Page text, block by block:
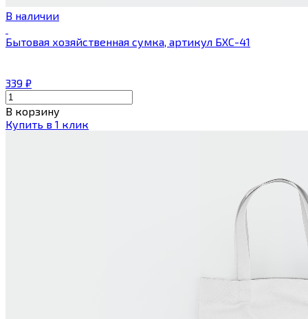
В наличии
Бытовая хозяйственная сумка, артикул БХС-41
339 ₽
В корзину
Купить в 1 клик